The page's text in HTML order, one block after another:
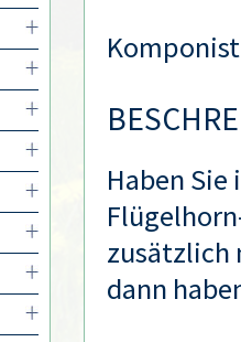
Haben
zusätzlich
dann